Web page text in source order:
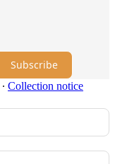
Subscribe
∙ Collection notice